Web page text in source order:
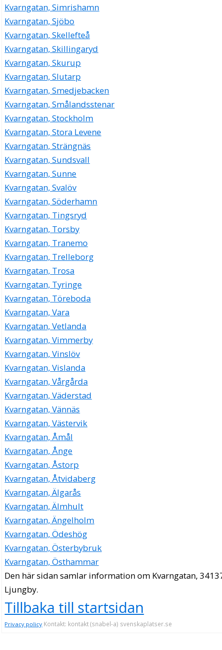
Kvarngatan, Simrishamn
Kvarngatan, Sjöbo
Kvarngatan, Skellefteå
Kvarngatan, Skillingaryd
Kvarngatan, Skurup
Kvarngatan, Slutarp
Kvarngatan, Smedjebacken
Kvarngatan, Smålandsstenar
Kvarngatan, Stockholm
Kvarngatan, Stora Levene
Kvarngatan, Strängnäs
Kvarngatan, Sundsvall
Kvarngatan, Sunne
Kvarngatan, Svalöv
Kvarngatan, Söderhamn
Kvarngatan, Tingsryd
Kvarngatan, Torsby
Kvarngatan, Tranemo
Kvarngatan, Trelleborg
Kvarngatan, Trosa
Kvarngatan, Tyringe
Kvarngatan, Töreboda
Kvarngatan, Vara
Kvarngatan, Vetlanda
Kvarngatan, Vimmerby
Kvarngatan, Vinslöv
Kvarngatan, Vislanda
Kvarngatan, Vårgårda
Kvarngatan, Väderstad
Kvarngatan, Vännäs
Kvarngatan, Västervik
Kvarngatan, Åmål
Kvarngatan, Ånge
Kvarngatan, Åstorp
Kvarngatan, Åtvidaberg
Kvarngatan, Älgarås
Kvarngatan, Älmhult
Kvarngatan, Ängelholm
Kvarngatan, Ödeshög
Kvarngatan, Österbybruk
Kvarngatan, Östhammar
Den här sidan samlar information om Kvarngatan,
Ljungby.
Tillbaka till startsidan
Privacy policy Kontakt: kontakt (snabel-a) svenskaplatser.se